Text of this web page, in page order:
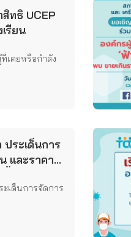
ทธิ UCEP
รียน
เคยหรือกำลัง
ประเด็นการ
และราคา
ะเด็นการจัดการ